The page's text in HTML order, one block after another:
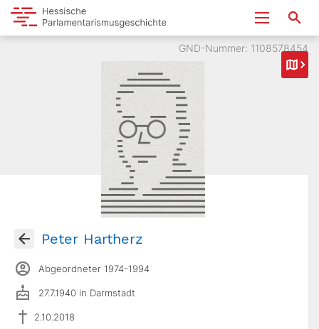
GND-Nummer: 1108578454
Peter Hartherz
Abgeordneter 1974-1994
27.7.1940 in Darmstadt
2.10.2018